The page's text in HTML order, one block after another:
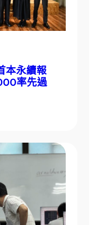
本永續報
率先過